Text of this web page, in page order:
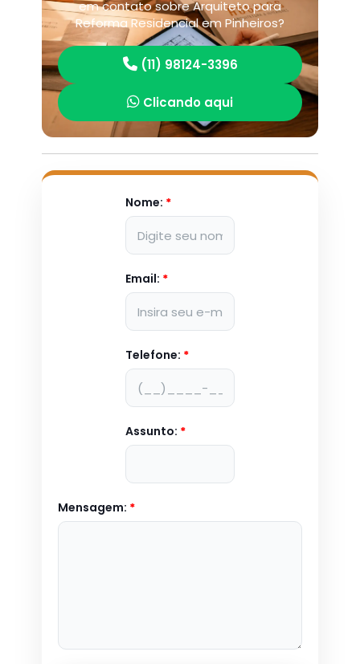
em contato sobre Arquiteto para
Reforma Residencial em Pinheiros?
(11) 98124-3396
Clicando aqui
Nome: *
Email: *
Telefone: *
Assunto: *
Mensagem: *